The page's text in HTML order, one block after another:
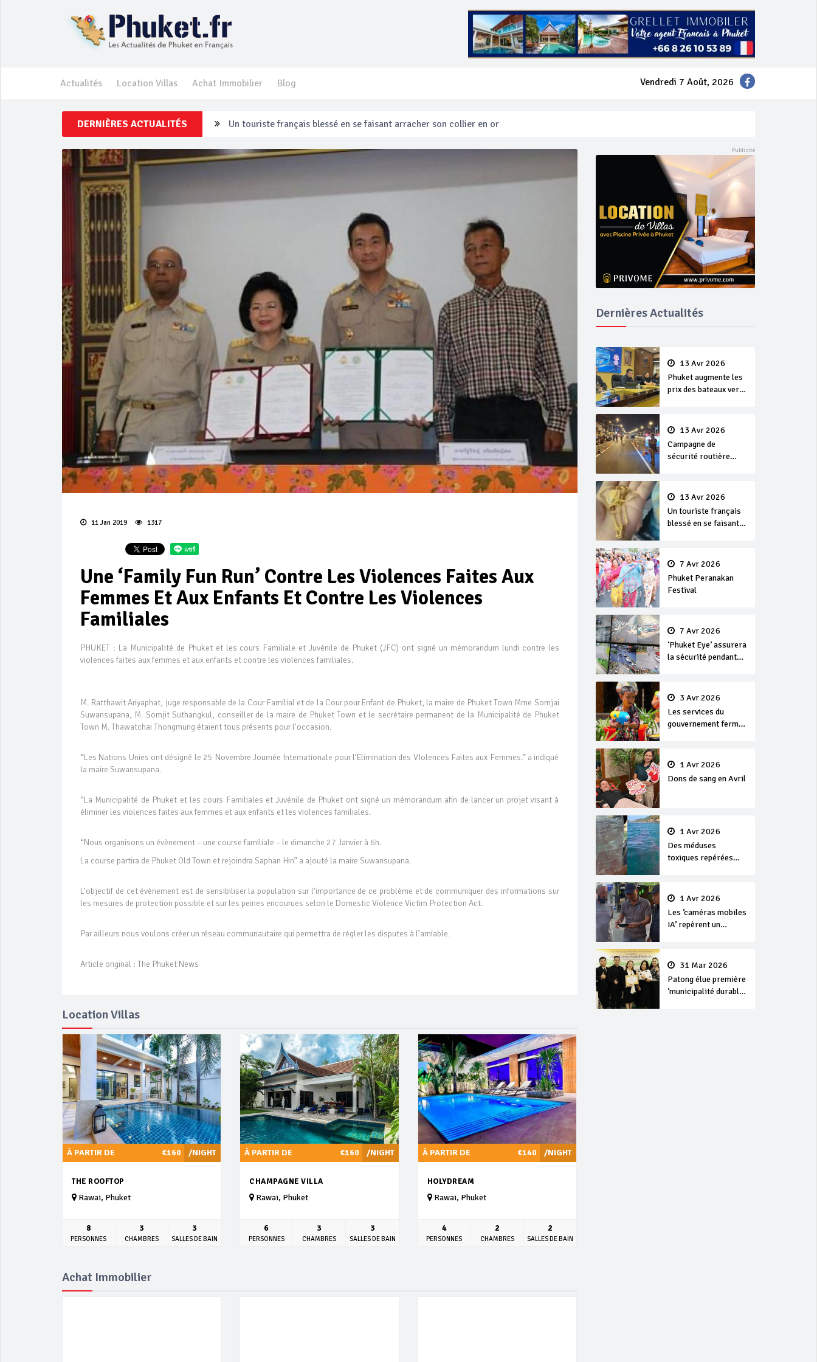
Actualités Location Villas Achat Immobilier Blog Vendredi 7 Août, 2026
DERNIÈRES ACTUALITÉS Un touriste français blessé en se faisant arracher son collier en or
Phuket Peranakan Festival
Phuket augmente les prix des bateaux vers Koh Phi Phi et des excursions en mer
Campagne de sécurité routière ‘Seven Days of Danger’ de Songkran
11 Jan 2019 1317
Une ‘Family Fun Run’ Contre Les Violences Faites Aux
Femmes Et Aux Enfants Et Contre Les Violences
Familiales
PHUKET : La Municipalité de Phuket et les cours Familiale et Juvénile de Phuket (JFC) ont signé un mémorandum lundi contre les
violences faites aux femmes et aux enfants et contre les violences familiales.
M. Ratthawit Ariyaphat, juge responsable de la Cour Familial et de la Cour pour Enfant de Phuket, la maire de Phuket Town Mme Somjai
Suwansupana, M. Somjit Suthangkul, conseiller de la maire de Phuket Town et le secrétaire permanent de la Municipalité de Phuket
Town M. Thawatchai Thongmung étaient tous présents pour l’occasion.
“Les Nations Unies ont désigné le 25 Novembre Journée Internationale pour l’Elimination des VIolences Faites aux Femmes.” a indiqué
la maire Suwansupana.
“La Municipalité de Phuket et les cours Familiales et Juvénile de Phuket ont signé un mémorandum afin de lancer un projet visant à
éliminer les violences faites aux femmes et aux enfants et les violences familiales.
“Nous organisons un évènement – une course familiale – le dimanche 27 Janvier à 6h.
La course partira de Phuket Old Town et rejoindra Saphan Hin” a ajouté la maire Suwansupana.
L’objectif de cet évènement est de sensibiliser la population sur l’importance de ce problème et de communiquer des informations sur
les mesures de protection possible et sur les peines encourues selon le Domestic Violence Victim Protection Act.
Par ailleurs nous voulons créer un réseau communautaire qui permettra de régler les disputes à l’amiable.
Article original : The Phuket News
Dernières Actualités
13 Avr 2026
Phuket augmente les
prix des bateaux vers
13 Avr 2026
Campagne de
sécurité routière
13 Avr 2026
Un touriste français
blessé en se faisant
7 Avr 2026
Phuket Peranakan
Festival
7 Avr 2026
‘Phuket Eye’ assurera
la sécurité pendant
3 Avr 2026
Les services du
gouvernement fermés
Songkran
1 Avr 2026
Dons de sang en Avril
1 Avr 2026
Des méduses
toxiques repérées
1 Avr 2026
Les ‘caméras mobiles
IA’ repèrent un
séjour31 Mar 2026
Patong élue première
‘municipalité durable’
Location Villas
/NIGHT
À PARTIR DE €160
THE ROOFTOP
Rawai, Phuket
8
PERSONNES
3
CHAMBRES
3
SALLES DE BAIN
/NIGHT
À PARTIR DE €160
CHAMPAGNE VILLA
Rawai, Phuket
6
PERSONNES
3
CHAMBRES
3
SALLES DE BAIN
/NIGHT
À PARTIR DE €140
HOLYDREAM
Rawai, Phuket
4
PERSONNES
2
CHAMBRES
2
SALLES DE BAIN
Achat Immobilier